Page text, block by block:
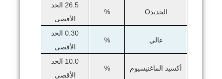
الحديدO %
26.5 الحد
الأقصى
عالي %
0.30 الحد
الأقصى
أكسيد الماغنيسيوم %
10.0 الحد
الأقصى